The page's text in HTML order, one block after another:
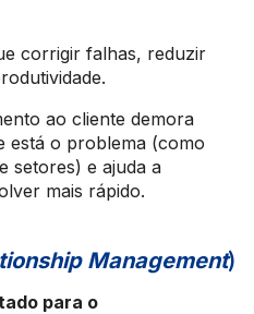
corrigir falhas, reduzir
ao cliente demora
está o problema (como
setores) e ajuda a
mais rápido.
Management)
para o